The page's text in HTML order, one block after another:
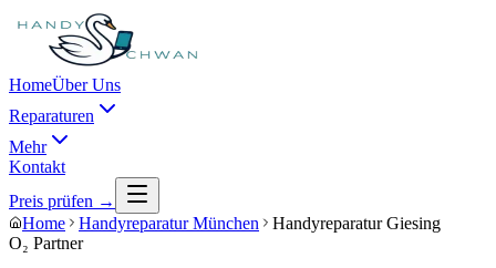
HomeÜber Uns
Reparaturen
Mehr
Kontakt
Preis prüfen →
Home
Handyreparatur München
Handyreparatur Giesing
O₂ Partner